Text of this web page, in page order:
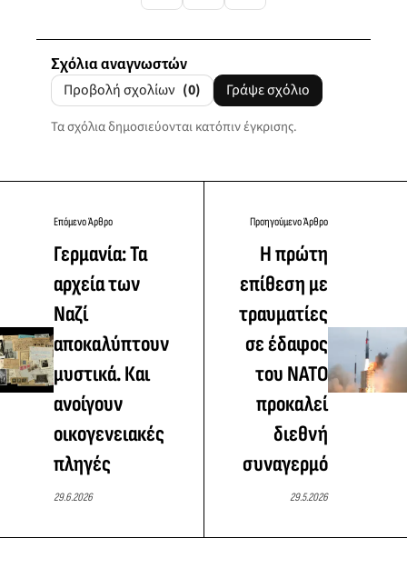
Σχόλια αναγνωστών
Προβολή σχολίων (0) Γράψε σχόλιο
Τα σχόλια δημοσιεύονται κατόπιν έγκρισης.
Επόμενο Άρθρο
Γερμανία: Τα
αρχεία των
Ναζί
αποκαλύπτουν
μυστικά. Και
ανοίγουν
οικογενειακές
πληγές
29.6.2026
Προηγούμενο Άρθρο
Η πρώτη
επίθεση με
τραυματίες
σε έδαφος
του ΝΑΤΟ
προκαλεί
διεθνή
συναγερμό
29.5.2026